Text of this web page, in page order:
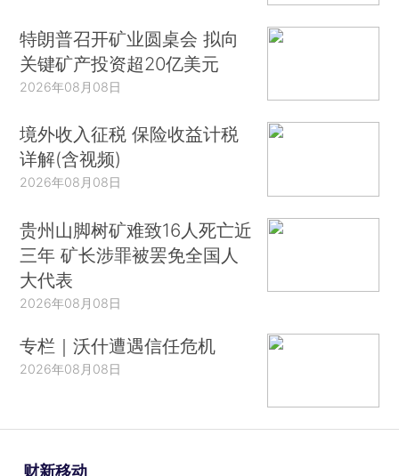
特朗普召开矿业圆桌会 拟向
关键矿产投资超20亿美元
2026年08月08日
境外收入征税 保险收益计税
详解(含视频)
2026年08月08日
贵州山脚树矿难致16人死亡近
三年 矿长涉罪被罢免全国人
大代表
2026年08月08日
专栏｜沃什遭遇信任危机
2026年08月08日
财新移动